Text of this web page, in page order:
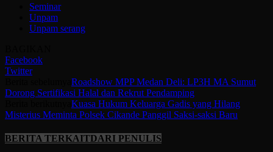
Seminar
Unpam
Unpam serang
Facebook
Twitter
Roadshow MPP Medan Deli: LP3H MA Sumut
Dorong Sertifikasi Halal dan Rekrut Pendamping
Kuasa Hukum Keluarga Gadis yang Hilang
Misterius Meminta Polsek Cikande Panggil Saksi-saksi Baru
BERITA TERKAITDARI PENULIS